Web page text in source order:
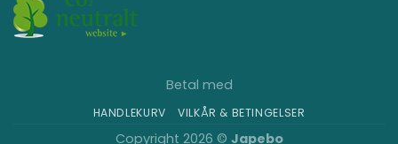
Betal med
HANDLEKURV VILKÅR & BETINGELSER
Copyright 2026 © Japebo